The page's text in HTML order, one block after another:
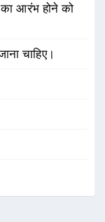
आरंभ होने को
चाहिए।